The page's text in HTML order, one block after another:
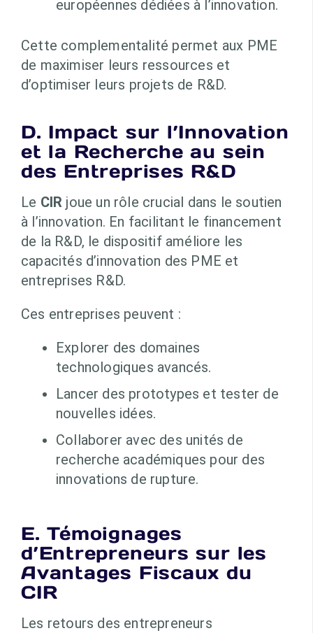
européennes dédiées à l’innovation.
Cette complementalité permet aux PME
de maximiser leurs ressources et
d’optimiser leurs projets de R&D.
D. Impact sur l’Innovation
et la Recherche au sein
des Entreprises R&D
Le CIR joue un rôle crucial dans le soutien
à l’innovation. En facilitant le financement
de la R&D, le dispositif améliore les
capacités d’innovation des PME et
entreprises R&D.
Ces entreprises peuvent :
Explorer des domaines
technologiques avancés.
Lancer des prototypes et tester de
nouvelles idées.
Collaborer avec des unités de
recherche académiques pour des
innovations de rupture.
E. Témoignages
d’Entrepreneurs sur les
Avantages Fiscaux du
CIR
Les retours des entrepreneurs